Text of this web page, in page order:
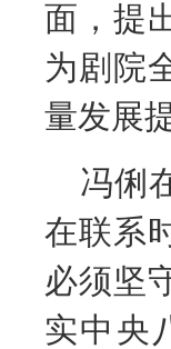
面，提
为剧院
量发展
冯俐
在联系
必须坚
实中央